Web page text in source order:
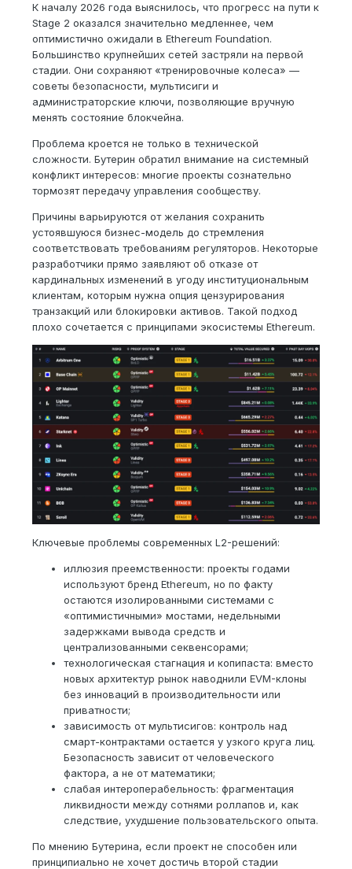
К началу 2026 года выяснилось, что прогресс на пути к
Stage 2 оказался значительно медленнее, чем
оптимистично ожидали в Ethereum Foundation.
Большинство крупнейших сетей застряли на первой
стадии. Они сохраняют «тренировочные колеса» —
советы безопасности, мультисиги и
администраторские ключи, позволяющие вручную
менять состояние блокчейна.
Проблема кроется не только в технической
сложности. Бутерин обратил внимание на системный
конфликт интересов: многие проекты сознательно
тормозят передачу управления сообществу.
Причины варьируются от желания сохранить
устоявшуюся бизнес-модель до стремления
соответствовать требованиям регуляторов. Некоторые
разработчики прямо заявляют об отказе от
кардинальных изменений в угоду институциональным
клиентам, которым нужна опция цензурирования
транзакций или блокировки активов. Такой подход
плохо сочетается с принципами экосистемы Ethereum.
Ключевые проблемы современных L2-решений:
иллюзия преемственности: проекты годами
используют бренд Ethereum, но по факту
остаются изолированными системами с
«оптимистичными» мостами, недельными
задержками вывода средств и
централизованными секвенсорами;
технологическая стагнация и копипаста: вместо
новых архитектур рынок наводнили EVM-клоны
без инноваций в производительности или
приватности;
зависимость от мультисигов: контроль над
смарт-контрактами остается у узкого круга лиц.
Безопасность зависит от человеческого
фактора, а не от математики;
слабая интероперабельность: фрагментация
ликвидности между сотнями роллапов и, как
следствие, ухудшение пользовательского опыта.
По мнению Бутерина, если проект не способен или
принципиально не хочет достичь второй стадии